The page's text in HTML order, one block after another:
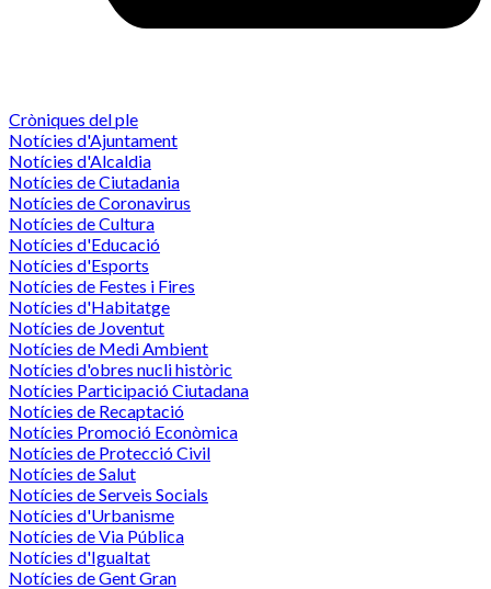
Cròniques del ple
Notícies d'Ajuntament
Notícies d'Alcaldia
Notícies de Ciutadania
Notícies de Coronavirus
Notícies de Cultura
Notícies d'Educació
Notícies d'Esports
Notícies de Festes i Fires
Notícies d'Habitatge
Notícies de Joventut
Notícies de Medi Ambient
Notícies d'obres nucli històric
Notícies Participació Ciutadana
Notícies de Recaptació
Notícies Promoció Econòmica
Notícies de Protecció Civil
Notícies de Salut
Notícies de Serveis Socials
Notícies d'Urbanisme
Notícies de Via Pública
Notícies d'Igualtat
Notícies de Gent Gran